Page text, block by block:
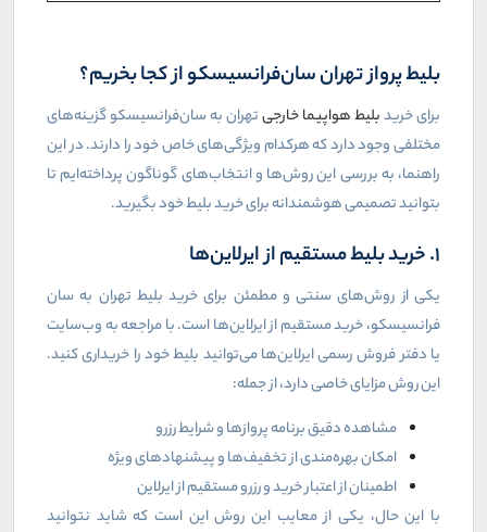
بلیط پرواز تهران سان‌فرانسیسکو از کجا بخریم؟
برای خریدبلیط هواپیما خارجیتهران به سان‌فرانسیسکو گزینه‌های
مختلفی وجود دارد که هرکدام ویژگی‌های خاص خود را دارند. در این
راهنما، به بررسی این روش‌ها و انتخاب‌های گوناگون پرداخته‌ایم تا
بتوانید تصمیمی هوشمندانه برای خرید بلیط خود بگیرید.
1. خرید بلیط مستقیم از ایرلاین‌ها
یکی از روش‌های سنتی و مطمئن برای خرید بلیط تهران به سان
فرانسیسکو، خرید مستقیم از ایرلاین‌ها است. با مراجعه به وب‌سایت
یا دفتر فروش رسمی ایرلاین‌ها می‌توانید بلیط خود را خریداری کنید.
این روش مزایای خاصی دارد، از جمله:
مشاهده دقیق برنامه پروازها و شرایط رزرو
امکان بهره‌مندی از تخفیف‌ها و پیشنهادهای ویژه
اطمینان از اعتبار خرید و رزرو مستقیم از ایرلاین
با این حال، یکی از معایب این روش این است که شاید نتوانید